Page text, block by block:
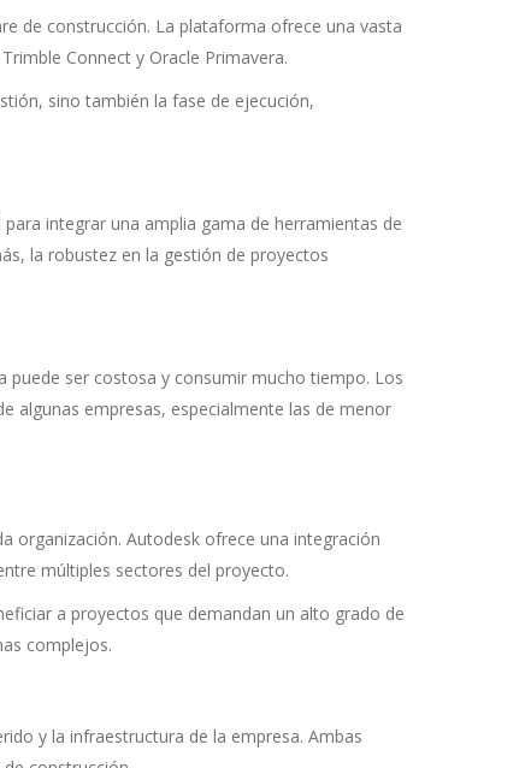
de construcción. La plataforma ofrece una vasta
Connect y Oracle Primavera.
sino también la fase de ejecución,
integrar una amplia gama de herramientas de
la robustez en la gestión de proyectos
puede ser costosa y consumir mucho tiempo. Los
algunas empresas, especialmente las de menor
organización. Autodesk ofrece una integración
múltiples sectores del proyecto.
a proyectos que demandan un alto grado de
complejos.
y la infraestructura de la empresa. Ambas